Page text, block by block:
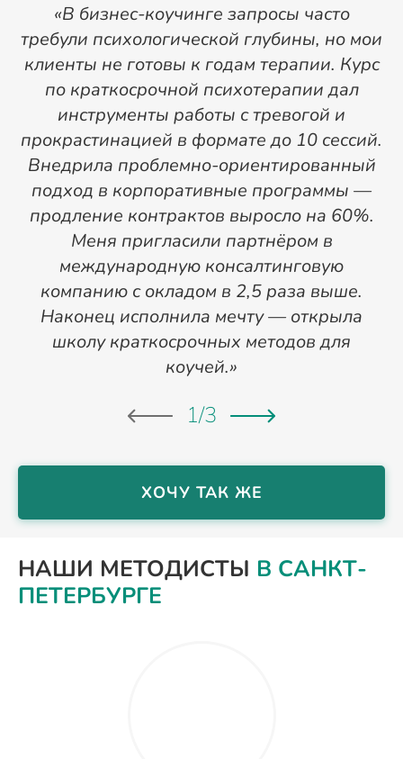
«В бизнес-коучинге запросы часто
требули психологической глубины, но мои
клиенты не готовы к годам терапии. Курс
по краткосрочной психотерапии дал
инструменты работы с тревогой и
прокрастинацией в формате до 10 сессий.
Внедрила проблемно-ориентированный
подход в корпоративные программы —
продление контрактов выросло на 60%.
Меня пригласили партнёром в
международную консалтинговую
компанию с окладом в 2,5 раза выше.
Наконец исполнила мечту — открыла
школу краткосрочных методов для
коучей.»
1/3
ХОЧУ ТАК ЖЕ
НАШИ МЕТОДИСТЫ В САНКТ-
ПЕТЕРБУРГЕ